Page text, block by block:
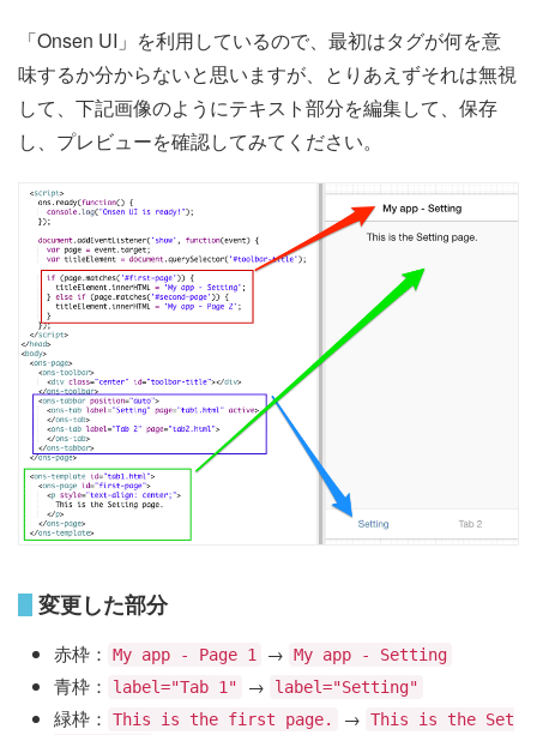
「Onsen UI」を利用しているので、最初はタグが何を意
味するか分からないと思いますが、とりあえずそれは無視
して、下記画像のようにテキスト部分を編集して、保存
し、プレビューを確認してみてください。
変更した部分
赤枠： My app - Page 1 → My app - Setting
青枠： label="Tab 1" → label="Setting"
緑枠： This is the first page. → This is the Set